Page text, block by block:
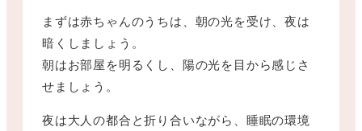
まずは赤ちゃんのうちは、朝の光を受け、夜は
暗くしましょう。
朝はお部屋を明るくし、陽の光を目から感じさ
せましょう。
夜は大人の都合と折り合いながら、睡眠の環境